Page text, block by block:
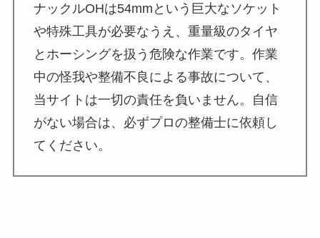
ナックルOHは54mmという巨大なソケット
や特殊工具が必要なうえ、重量級のタイヤ
とホーシングを扱う危険な作業です。作業
中の怪我や整備不良による事故について、
当サイトは一切の責任を負いません。自信
がない場合は、必ずプロの整備士に依頼し
てください。